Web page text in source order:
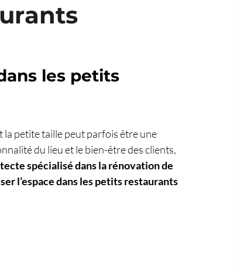
les petits
la petite taille peut parfois être une
du lieu et le bien-être des clients,
spécialisé dans la rénovation de
l’espace dans les petits restaurants